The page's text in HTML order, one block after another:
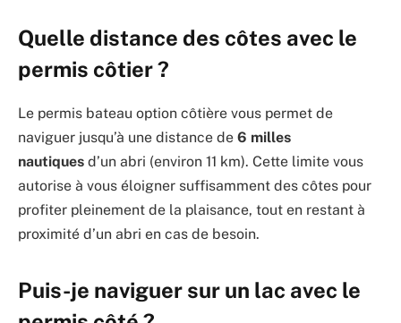
Quelle distance des côtes avec le
permis côtier ?
Le permis bateau option côtière vous permet de
naviguer jusqu’à une distance de 6 milles
nautiques d’un abri (environ 11 km). Cette limite vous
autorise à vous éloigner suffisamment des côtes pour
profiter pleinement de la plaisance, tout en restant à
proximité d’un abri en cas de besoin.
Puis-je naviguer sur un lac avec le